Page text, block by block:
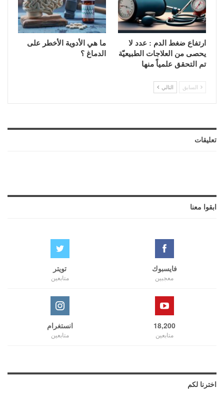
ارتفاع ضغط الدم : عدد لا
يحصى من العلاجات الطبيعيّة
تم التحقق علمياً منها
ما هي الأدوية الأخطر على
الدماغ ؟
السابق التالي
تعليقات
ابقوا معنا
فايسبوك
معجبين
تويتر
متابعين
18,200
متابعين
انستغرام
متابعين
اخترنا لكم